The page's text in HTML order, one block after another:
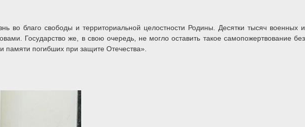
во благо свободы и территориальной целостности Родины. Десятки тысяч военных и
Государство же, в свою очередь, не могло оставить такое самопожертвование без
памяти погибших при защите Отечества».